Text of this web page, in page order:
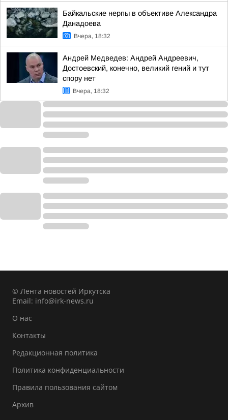
Байкальские нерпы в объективе Александра
Данадоева
Вчера, 18:32
Андрей Медведев: Андрей Андреевич,
Достоевский, конечно, великий гений и тут
спору нет
Вчера, 18:32
© Лента новостей Иркутска
Email: info@irk-news.ru
О нас
Контакты
Редакционная политика
Политика конфиденциальности
Правила пользования сайтом
Архив